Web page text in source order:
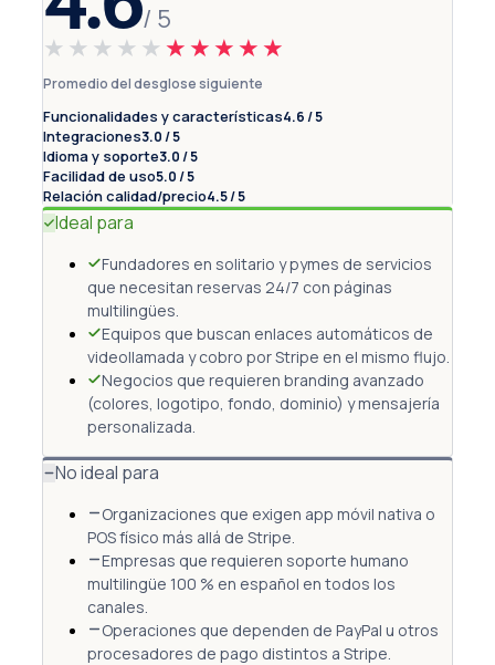
/ 5
★★★★★ ★★★★★
Promedio del desglose siguiente
Funcionalidades y características4.6 / 5
Integraciones3.0 / 5
Idioma y soporte3.0 / 5
Facilidad de uso5.0 / 5
Relación calidad/precio4.5 / 5
Ideal para
Fundadores en solitario y pymes de servicios
que necesitan reservas 24/7 con páginas
multilingües.
Equipos que buscan enlaces automáticos de
videollamada y cobro por Stripe en el mismo flujo.
Negocios que requieren branding avanzado
(colores, logotipo, fondo, dominio) y mensajería
personalizada.
No ideal para
Organizaciones que exigen app móvil nativa o
POS físico más allá de Stripe.
Empresas que requieren soporte humano
multilingüe 100 % en español en todos los
canales.
Operaciones que dependen de PayPal u otros
procesadores de pago distintos a Stripe.